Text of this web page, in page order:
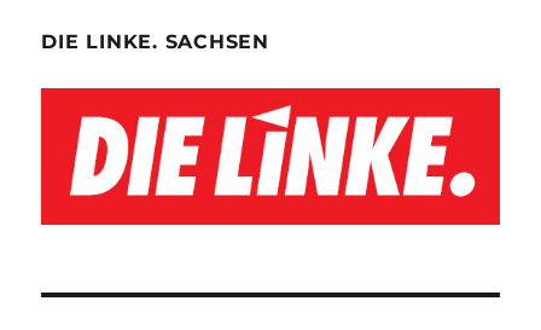
DIE LINKE. SACHSEN